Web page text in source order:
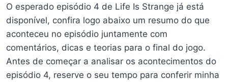
O esperado episódio 4 de Life Is Strange já está
disponível, confira logo abaixo um resumo do que
aconteceu no episódio juntamente com
comentários, dicas e teorias para o final do jogo.
Antes de começar a analisar os acontecimentos do
episódio 4, reserve o seu tempo para conferir minha